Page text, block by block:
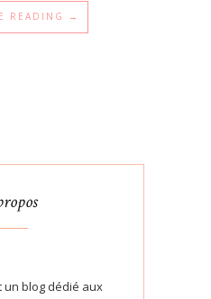
READING →
un blog dédié aux